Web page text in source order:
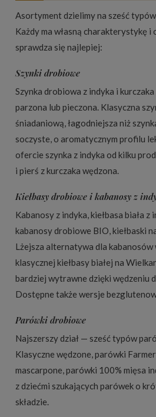
Asortyment dzielimy na sześć
Każdy ma własną charakterystykę i
sprawdza się najlepiej:
Szynki drobiowe
Szynka drobiowa z indyka i
parzona lub pieczona. Klasyczna
śniadaniową, łagodniejsza niż
soczyste, o aromatycznym profilu
ofercie szynka z indyka od kilku
i pierś z kurczaka wędzona.
Kiełbasy drobiowe i kabanosy z
Kabanosy z indyka, kiełbasa biała z
kabanosy drobiowe BIO, kiełbaski
Lżejsza alternatywa dla kabanosów
klasycznej kiełbasy białej na
bardziej wytrawne dzięki wędzeniu
Dostępne także wersje
Parówki drobiowe
Najszerszy dział — sześć typów
Klasyczne wędzone, parówki
mascarpone, parówki 100% mięsa
z dziećmi szukających parówek o
składzie.